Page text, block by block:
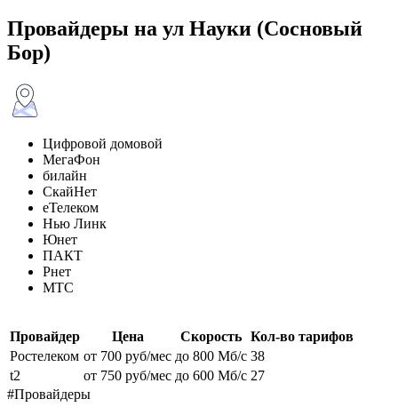
Провайдеры на ул Науки (Сосновый
Бор)
Цифровой домовой
МегаФон
билайн
СкайНет
еТелеком
Нью Линк
Юнет
ПАКТ
Рнет
МТС
Провайдер Цена Скорость Кол-во тарифов
Ростелеком от 700 руб/мес до 800 Мб/с 38
t2
от 750 руб/мес до 600 Мб/с 27
#Провайдеры